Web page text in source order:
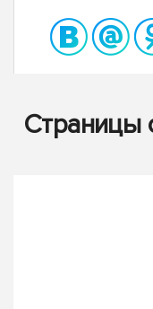
Страницы